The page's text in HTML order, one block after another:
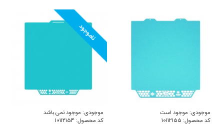
موجودی: موجود است
کد محصول: 10112155
ناموجود
موجودی: موجود نمی باشد
کد محصول:10112154